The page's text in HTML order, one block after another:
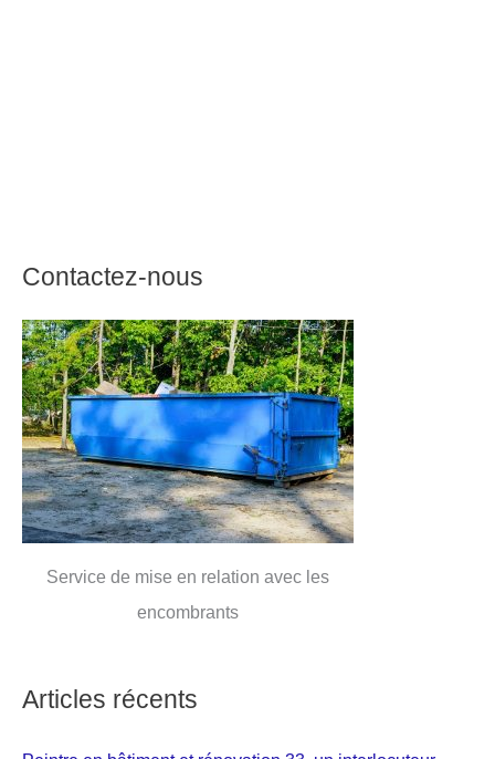
Contactez-nous
Service de mise en relation avec les
encombrants
Articles récents